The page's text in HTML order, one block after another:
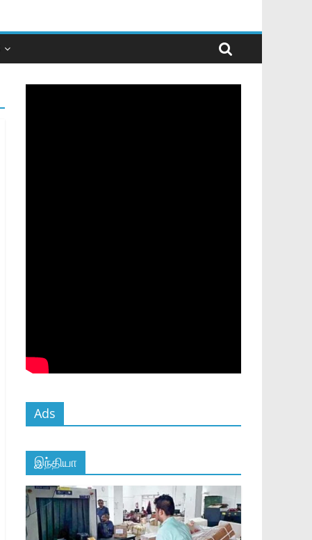
Ads
இந்தியா